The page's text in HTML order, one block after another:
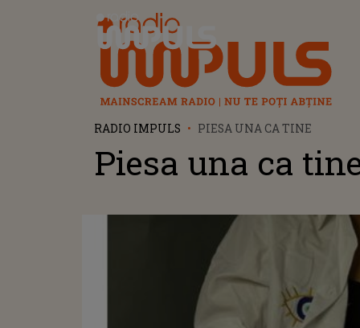
Radio Impuls
RADIO IMPULS PIESA UNA CA TINE
Piesa una ca